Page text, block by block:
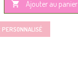
 Ajouter au panier
PERSONNALISÉ